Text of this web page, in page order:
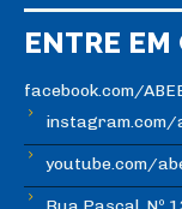
ENTRE EM
facebook.com/
instagram.com/
youtube.com/